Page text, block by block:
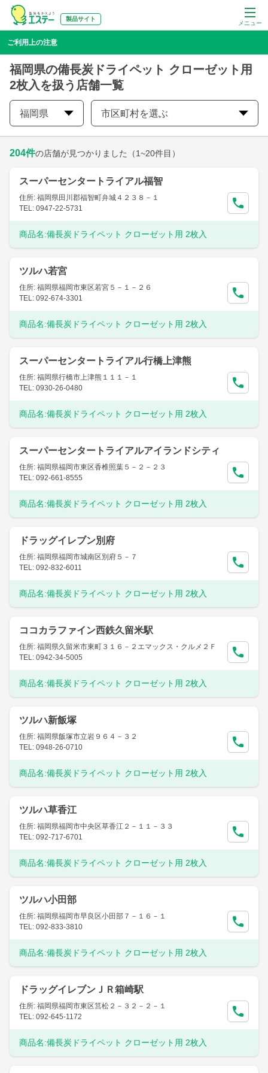
メニュー
製品サイト
ご利用上の注意
福岡県の備長炭ドライペット クローゼット用
2枚入を扱う店舗一覧
福岡県 市区町村を選ぶ
204件の店舗が見つかりました （1~20件目）
スーパーセンタートライアル福智
住所: 福岡県田川郡福智町弁城４２３８－１
TEL: 0947-22-5731
商品名:備長炭ドライペット クローゼット用 2枚入
ツルハ若宮
住所: 福岡県福岡市東区若宮５－１－２６
TEL: 092-674-3301
商品名:備長炭ドライペット クローゼット用 2枚入
スーパーセンタートライアル行橋上津熊
住所: 福岡県行橋市上津熊１１１－１
TEL: 0930-26-0480
商品名:備長炭ドライペット クローゼット用 2枚入
スーパーセンタートライアルアイランドシティ
住所: 福岡県福岡市東区香椎照葉５－２－２３
TEL: 092-661-8555
商品名:備長炭ドライペット クローゼット用 2枚入
ドラッグイレブン別府
住所: 福岡県福岡市城南区別府５－７
TEL: 092-832-6011
商品名:備長炭ドライペット クローゼット用 2枚入
ココカラファイン西鉄久留米駅
住所: 福岡県久留米市東町３１６－２エマックス・クルメ２Ｆ
TEL: 0942-34-5005
商品名:備長炭ドライペット クローゼット用 2枚入
ツルハ新飯塚
住所: 福岡県飯塚市立岩９６４－３２
TEL: 0948-26-0710
商品名:備長炭ドライペット クローゼット用 2枚入
ツルハ草香江
住所: 福岡県福岡市中央区草香江２－１１－３３
TEL: 092-717-6701
商品名:備長炭ドライペット クローゼット用 2枚入
ツルハ小田部
住所: 福岡県福岡市早良区小田部７－１６－１
TEL: 092-833-3810
商品名:備長炭ドライペット クローゼット用 2枚入
ドラッグイレブンＪＲ箱崎駅
住所: 福岡県福岡市東区筥松２－３２－２－１
TEL: 092-645-1172
商品名:備長炭ドライペット クローゼット用 2枚入